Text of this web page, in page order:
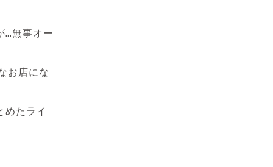
…無事オー
お店にな
めたライ